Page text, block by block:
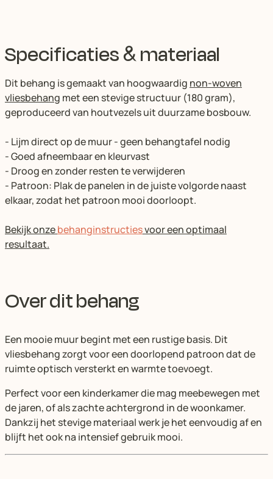
Specificaties & materiaal
Dit behang is gemaakt van hoogwaardig non-woven
vliesbehang met een stevige structuur (180 gram),
geproduceerd van houtvezels uit duurzame bosbouw.
- Lijm direct op de muur - geen behangtafel nodig
- Goed afneembaar en kleurvast
- Droog en zonder resten te verwijderen
- Patroon: Plak de panelen in de juiste volgorde naast
elkaar, zodat het patroon mooi doorloopt.
Bekijk onzebehanginstructiesvoor een optimaal
resultaat.
Over dit behang
Een mooie muur begint met een rustige basis. Dit
vliesbehang zorgt voor een doorlopend patroon dat de
ruimte optisch versterkt en warmte toevoegt.
Perfect voor een kinderkamer die mag meebewegen met
de jaren, of als zachte achtergrond in de woonkamer.
Dankzij het stevige materiaal werk je het eenvoudig af en
blijft het ook na intensief gebruik mooi.